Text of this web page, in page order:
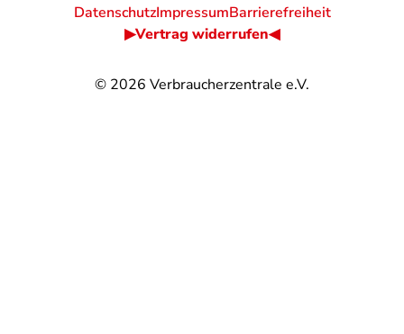
© 2026 Verbraucherzentrale e.V.
DatenschutzImpressumBarrierefreiheit
▶Vertrag widerrufen◀